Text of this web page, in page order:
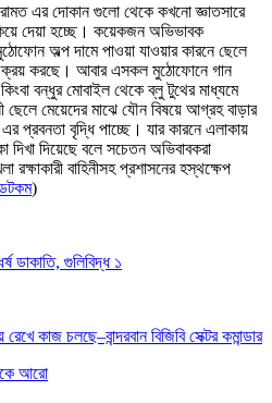
এর দোকান গুলো থেকে কখনো জ্ঞাতসারে
দেয়া হচ্ছে। কয়েকজন অভিভাবক
অল্প দামে পাওয়া যাওয়ার কারনে ছেলে
ক্রয় করছে। আবার এসকল মুঠোফোনে গান
বন্ধুর মোবাইল থেকে ব্লু টুথের মাধ্যমে
মেয়েদের মাঝে যৌন বিষয়ে আগ্রহ বাড়ার
প্রবনতা বৃদ্ধি পাচ্ছে। যার কারনে এলাকায়
দিয়েছে বলে সচেতন অভিবাবকরা
বাহিনীসহ প্রশাসনের হস্থক্ষেপ
ডটকম)
ডাকাতি, গুলিবিদ্ধ ১
কাজ চলছে–বান্দরবান বিজিবি সেক্টর কমান্ডার
আরো